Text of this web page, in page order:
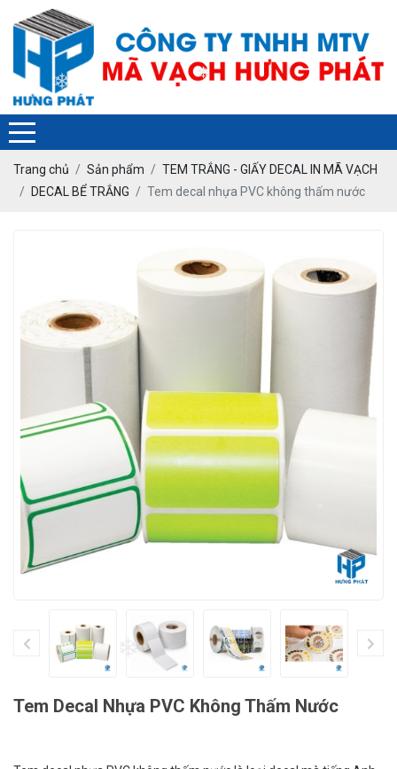
Trang chủ Sản phẩm
TEM TRẮNG - GIẤY DECAL IN MÃ VẠCH
DECAL BỂ TRẮNG
Tem decal nhựa PVC không thấm nước
Tem Decal Nhựa PVC Không Thấm Nước
❄
❄
❄